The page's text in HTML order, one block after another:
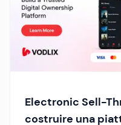
Electronic Sell-
costruire una